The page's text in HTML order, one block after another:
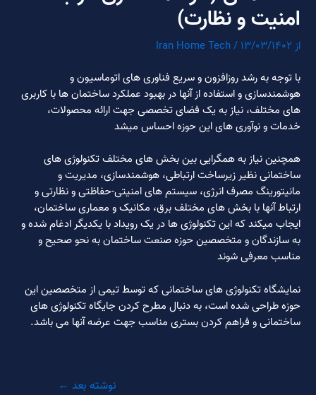
امنیت و نظارت)
از Iran Home Tech/ ۱۳/۰۳/۱۴۰۲
با توجه به رشد روزافزون و سریع فناوری های اتوماسیون و
هوشمندسازی و استفاده از آنها در بهبود عملکرد ساختمان ها با کاربری
های مختلف، نیاز به یک فضای تخصصی جهت ارائه محصولات،
خدمات و نوآوری های این حوزه احساس میشد
همچنین نیاز به همگرایی بین بخش های مختلف تکنولوژی های
ساختمانی نظیر زیرساخت ارتباطی، هوشمندسازی، مدیریت و
مانیتورینگ مصرف انرژی، سیستم های امنیتی-حفاظتی و نظارتی و
ارتباط آنها با بخش های مختلف برق، مکانیک و معماری ساختمان،
ایجاب میکند که این تکنولوژی ها در یک رویداد با یکدیگر ادغام شده و
به سازندگان و متخصصین حوزه صنعت ساختمان به نحو صحیح و
مناسب معرفی شوند
نمایشگاه تکنولوژی های ساختمانی که توسط تیمی از متخصصین این
حوزه طراحی شده است، به دنبال مطرح کردن جایگاه تکنولوژی های
ساختمانی و فراهم کردن بستری مناسب جهت عرضه آنها می باشد.
نوشته بعد ←